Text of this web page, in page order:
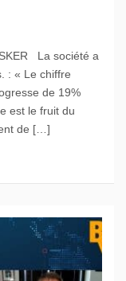
La société a
: « Le chiffre
de 19%
est le fruit du
de […]